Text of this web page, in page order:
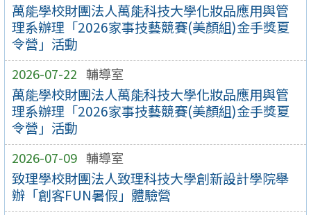
萬能學校財團法人萬能科技大學化妝品應用與管
理系辦理「2026家事技藝競賽(美顏組)金手獎夏
令營」活動
2026-07-22 輔導室
萬能學校財團法人萬能科技大學化妝品應用與管
理系辦理「2026家事技藝競賽(美顏組)金手獎夏
令營」活動
2026-07-09 輔導室
致理學校財團法人致理科技大學創新設計學院舉
辦「創客FUN暑假」體驗營